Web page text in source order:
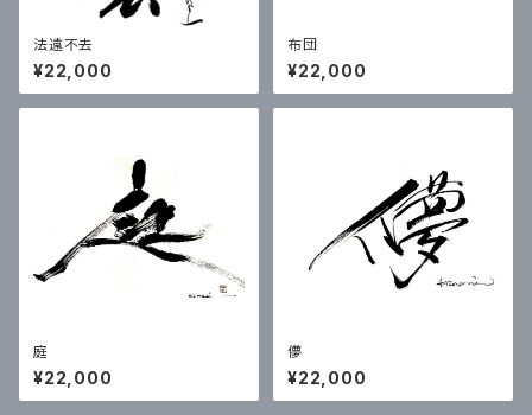
法遠不去
¥22,000
布団
¥22,000
庭
¥22,000
儚
¥22,000